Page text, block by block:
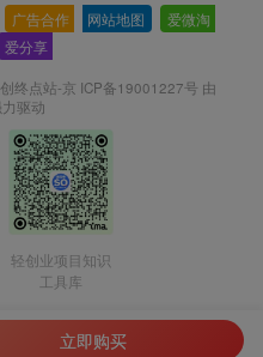
广告合作 网站地图 爱微淘
爱分享
终点站-京 ICP备19001227号 由
驱动
轻创业项目知识
工具库
立即购买